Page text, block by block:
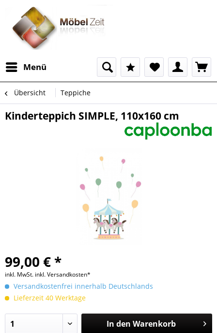
Menü
Übersicht Teppiche
Kinderteppich SIMPLE, 110x160 cm
99,00 € *
inkl. MwSt. inkl. Versandkosten*
Versandkostenfrei innerhalb Deutschlands
Lieferzeit 40 Werktage
In den Warenkorb